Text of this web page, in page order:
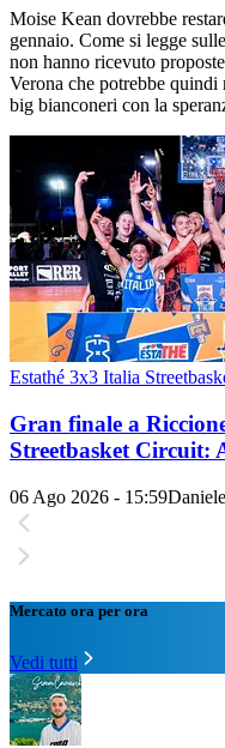
Moise Kean dovrebbe
gennaio. Come si legge
non hanno ricevuto
Verona che potrebbe quindi
big bianconeri con la
Estathé 3x3 Italia
Gran finale a
Streetbasket Circuit:
06 Ago 2026 - 15:59
Mercato ora per ora
Vedi tutti